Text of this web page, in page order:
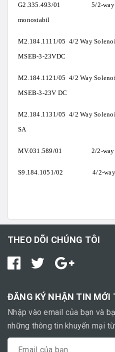
G2.335.493/01 5/2-way
monostabil
M2.184.1111/05 4/2 Way
MSEB-3-23VDC
M2.184.1121/05 4/2 Way
MSEB-3-23V DC
M2.184.1131/05 4/2 Way
SA
MV.031.589/01
S9.184.1051/02 4/2-way
THEO DÕI CHÚNG TÔI
ĐĂNG KÝ NHẬN TIN MỚI
Nhập vào email của bạn và
những thông tin khuyến mại